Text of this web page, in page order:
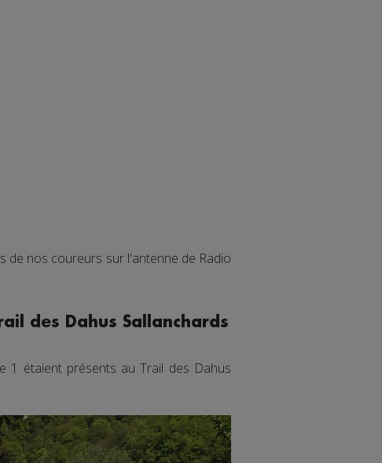
de nos coureurs sur l'antenne de Radio
des Dahus Sallanchards
1 étaient présents au Trail des Dahus